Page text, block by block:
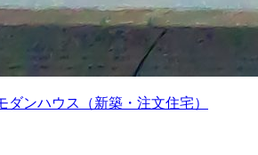
ダンハウス（新築・注文住宅）